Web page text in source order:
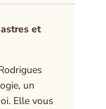
et
un
Elle vous